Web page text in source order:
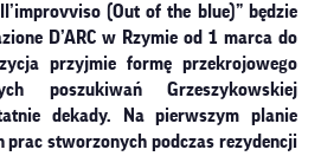
(Out of the blue)” będzie
D’ARC w Rzymie od 1 marca do
przyjmie formę przekrojowego
poszukiwań Grzeszykowskiej
dekady. Na pierwszym planie
prac stworzonych podczas rezydencji